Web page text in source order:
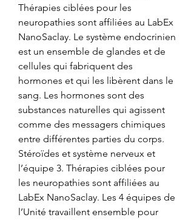
Thérapies ciblées pour les
neuropathies sont affiliées au LabEx
NanoSaclay. Le système endocrinien
est un ensemble de glandes et de
cellules qui fabriquent des
hormones et qui les libèrent dans le
sang. Les hormones sont des
substances naturelles qui agissent
comme des messagers chimiques
entre différentes parties du corps.
Stéroïdes et système nerveux et
l’équipe 3. Thérapies ciblées pour
les neuropathies sont affiliées au
LabEx NanoSaclay. Les 4 équipes de
l’Unité travaillent ensemble pour